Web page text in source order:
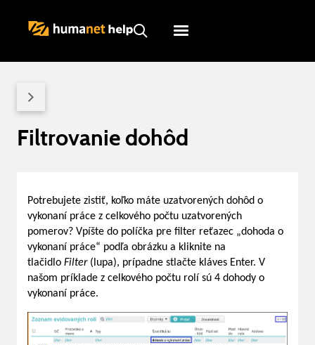
Humanet
Filtrovanie dohôd
Potrebujete zistiť, koľko máte uzatvorených dohôd o
vykonaní práce z celkového počtu uzatvorených
pomerov? Vpíšte do políčka pre filter reťazec „dohoda o
vykonaní práce“ podľa obrázku a kliknite na
tlačidlo Filter(lupa), prípadne stlačte kláves Enter. V
našom príklade z celkového počtu rolí sú 4 dohody o
vykonaní práce.